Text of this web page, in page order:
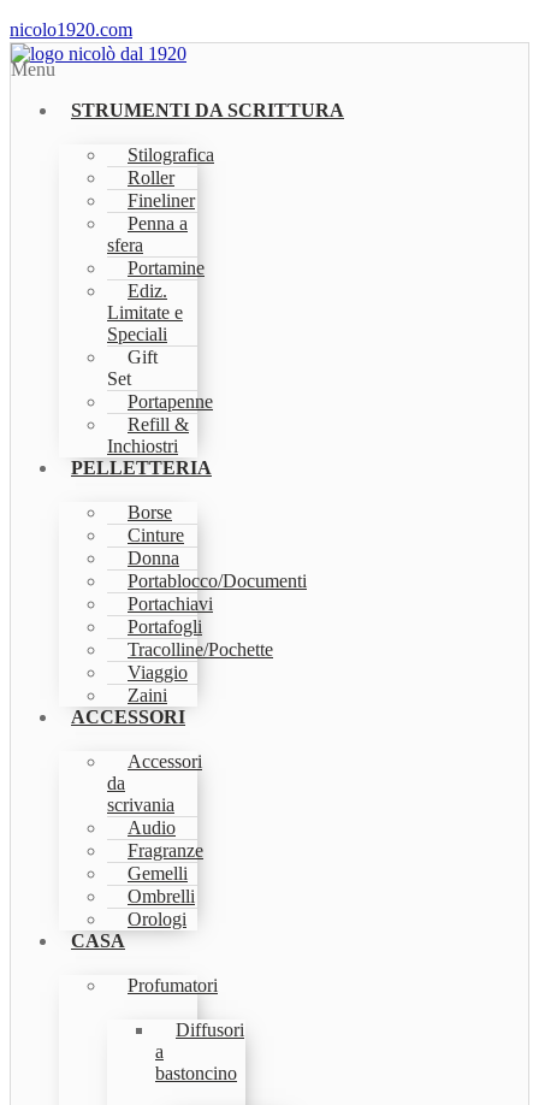
nicolo1920.com
Menu
STRUMENTI DA SCRITTURA
Stilografica
Roller
Fineliner
Penna a
sfera
Portamine
Ediz.
Limitate e
Speciali
Gift
Set
Portapenne
Refill &
Inchiostri
PELLETTERIA
Borse
Cinture
Donna
Portablocco/Documenti
Portachiavi
Portafogli
Tracolline/Pochette
Viaggio
Zaini
ACCESSORI
Accessori
da
scrivania
Audio
Fragranze
Gemelli
Ombrelli
Orologi
CASA
Profumatori
Diffusori
a
bastoncino